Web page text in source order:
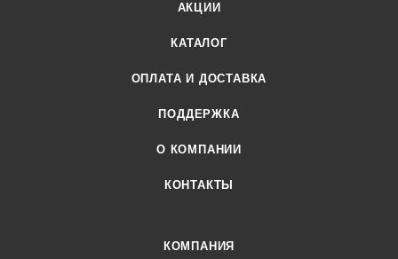
АКЦИИ
КАТАЛОГ
ОПЛАТА И ДОСТАВКА
ПОДДЕРЖКА
О КОМПАНИИ
КОНТАКТЫ
КОМПАНИЯ